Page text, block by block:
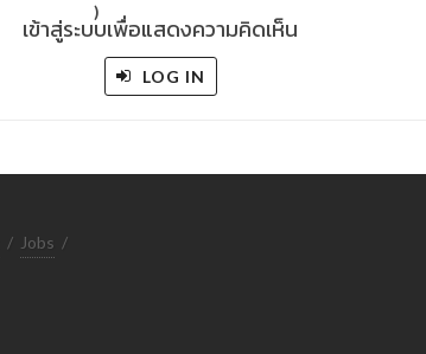
)
เข้าสู่ระบบเพื่อแสดงความคิดเห็น
LOG IN
/ Jobs /